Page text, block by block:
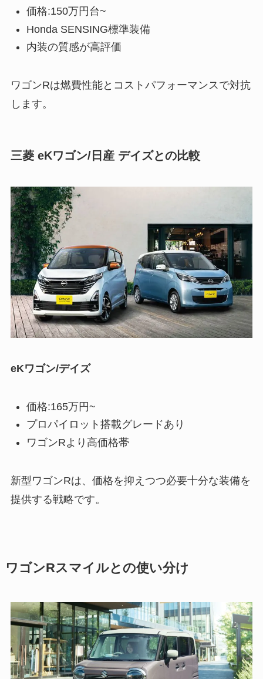
価格:150万円台~
Honda SENSING標準装備
内装の質感が高評価
ワゴンRは燃費性能とコストパフォーマンスで対抗
します。
三菱 eKワゴン/日産 デイズとの比較
eKワゴン/デイズ
価格:165万円~
プロパイロット搭載グレードあり
ワゴンRより高価格帯
新型ワゴンRは、価格を抑えつつ必要十分な装備を
提供する戦略です。
ワゴンRスマイルとの使い分け